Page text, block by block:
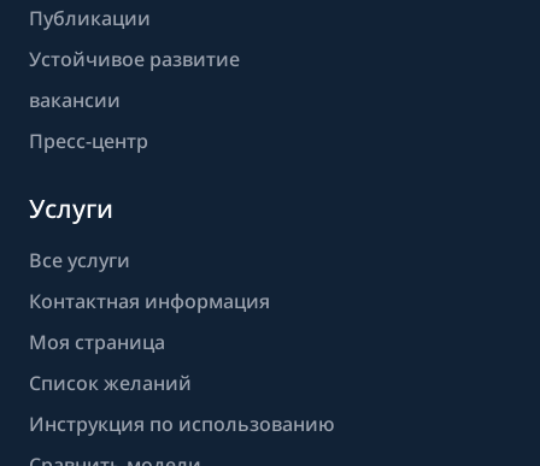
Публикации
Устойчивое развитие
вакансии
Пресс-центр
Услуги
Все услуги
Контактная информация
Моя страница
Список желаний
Инструкция по использованию